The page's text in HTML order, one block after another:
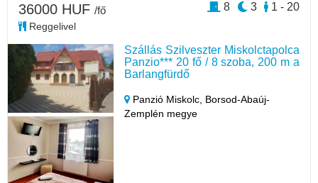
Szállás Szilveszter Miskolctapolca
Panzio*** 20 fő / 8 szoba, 200 m a
Barlangfürdő
Panzió Miskolc, Borsod-Abaúj-
Zemplén megye
36000 HUF /fő
Reggelivel
1 - 20
3
8